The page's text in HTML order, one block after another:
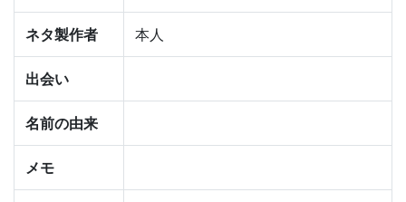
ネタ製作者 本人
出会い
名前の由来
メモ